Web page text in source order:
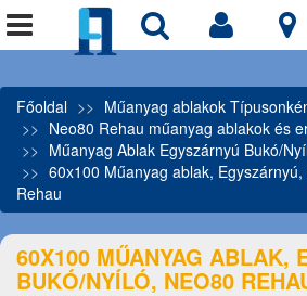
Főoldal
Műanyag ablakok
Neo80 Rehau műanyag ablakok és
Műanyag Ablak Egyszárnyú Bukó/
60x100 Műanyag ablak,
Rehau
60X100 MŰANYAG ABLAK,
BUKÓ/NYÍLÓ, NEO80